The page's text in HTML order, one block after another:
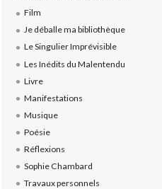
Film
Je déballe ma bibliothèque
Le Singulier Imprévisible
Les Inédits du Malentendu
Livre
Manifestations
Musique
Poésie
Réflexions
Sophie Chambard
Travaux personnels